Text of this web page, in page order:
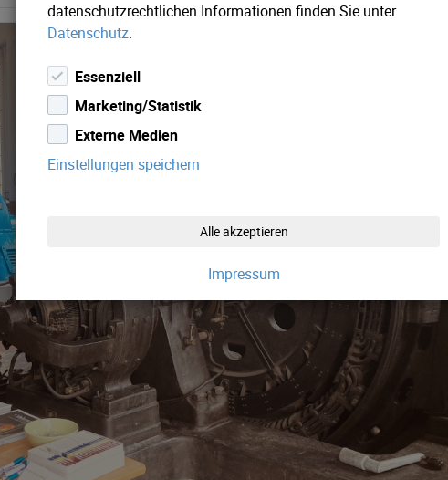
datenschutzrechtlichen Informationen finden Sie unter
Datenschutz.
Essenziell
Marketing/Statistik
Externe Medien
Einstellungen speichern
Alle akzeptieren
Impressum